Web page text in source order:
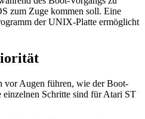
zum Zuge kommen soll. Eine
der UNIX-Platte ermöglicht
vor Augen führen, wie der Boot-
Schritte sind für Atari ST